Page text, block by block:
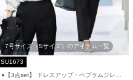
7号サイズ（Sサイズ）のアイテム一覧
SU1673
●【3点set】 ドレスアップ・ペプラムジレ＆